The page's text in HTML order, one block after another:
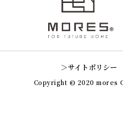
サイトポリシー
Copyright © 2020 mores